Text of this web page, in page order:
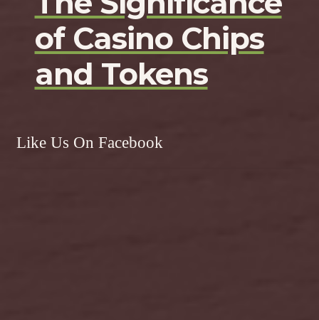
of Casino Chips
and Tokens
Like Us On Facebook